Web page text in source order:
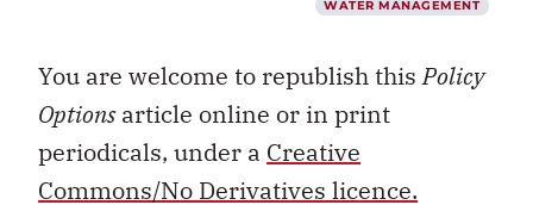
WATER MANAGEMENT
You are welcome to republish thisPolicy
Optionsarticle online or in print
periodicals, under a Creative
Commons/No Derivatives licence.